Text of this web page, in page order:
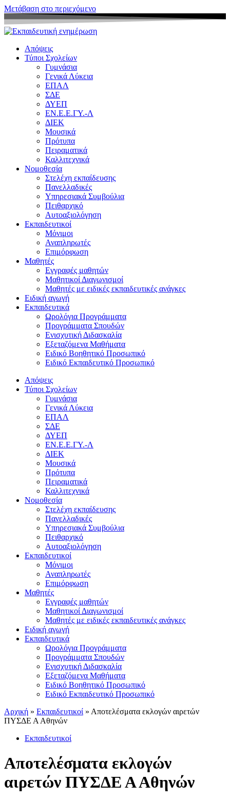
Μετάβαση στο περιεχόμενο
Απόψεις
Τύποι Σχολείων
Γυμνάσια
Γενικά Λύκεια
ΕΠΑΛ
ΣΔΕ
ΔΥΕΠ
ΕΝ.Ε.Ε.ΓΥ.-Λ
ΔΙΕΚ
Μουσικά
Πρότυπα
Πειραματικά
Καλλιτεχνικά
Νομοθεσία
Στελέχη εκπαίδευσης
Πανελλαδικές
Υπηρεσιακά Συμβούλια
Πειθαρχικό
Αυτοαξιολόγηση
Εκπαιδευτικοί
Μόνιμοι
Αναπληρωτές
Επιμόρφωση
Μαθητές
Εγγραφές μαθητών
Μαθητικοί Διαγωνισμοί
Μαθητές με ειδικές εκπαιδευτικές ανάγκες
Ειδική αγωγή
Εκπαιδευτικά
Ωρολόγια Προγράμματα
Προγράμματα Σπουδών
Ενισχυτική Διδασκαλία
Εξεταζόμενα Μαθήματα
Ειδικό Βοηθητικό Προσωπικό
Ειδικό Εκπαιδευτικό Προσωπικό
Απόψεις
Τύποι Σχολείων
Γυμνάσια
Γενικά Λύκεια
ΕΠΑΛ
ΣΔΕ
ΔΥΕΠ
ΕΝ.Ε.Ε.ΓΥ.-Λ
ΔΙΕΚ
Μουσικά
Πρότυπα
Πειραματικά
Καλλιτεχνικά
Νομοθεσία
Στελέχη εκπαίδευσης
Πανελλαδικές
Υπηρεσιακά Συμβούλια
Πειθαρχικό
Αυτοαξιολόγηση
Εκπαιδευτικοί
Μόνιμοι
Αναπληρωτές
Επιμόρφωση
Μαθητές
Εγγραφές μαθητών
Μαθητικοί Διαγωνισμοί
Μαθητές με ειδικές εκπαιδευτικές ανάγκες
Ειδική αγωγή
Εκπαιδευτικά
Ωρολόγια Προγράμματα
Προγράμματα Σπουδών
Ενισχυτική Διδασκαλία
Εξεταζόμενα Μαθήματα
Ειδικό Βοηθητικό Προσωπικό
Ειδικό Εκπαιδευτικό Προσωπικό
Αρχική » Εκπαιδευτικοί » Αποτελέσματα εκλογών αιρετών
ΠΥΣΔΕ Α Αθηνών
Εκπαιδευτικοί
Αποτελέσματα εκλογών
αιρετών ΠΥΣΔΕ Α Αθηνών